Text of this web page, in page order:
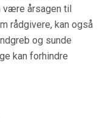
være årsagen til
rådgivere, kan også
og sunde
kan forhindre